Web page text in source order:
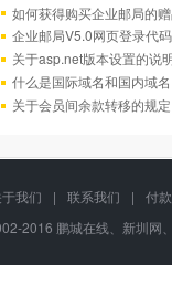
如何获得购买企业邮局的
企业邮局V5.0网页登录代码
关于asp.net版本设置的说
什么是国际域名和国内域
关于会员间余款转移的规定
我们 | 联系我们 |
付
2016 鹏城在线、新圳